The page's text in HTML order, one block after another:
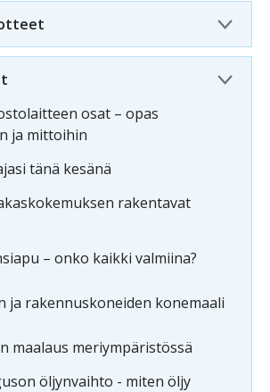
osat – opas
ja mittoihin
tänä kesänä
rakentavat
– onko kaikki valmiina?
ja rakennuskoneiden konemaali
maalaus meriympäristössä
öljynvaihto - miten öljy